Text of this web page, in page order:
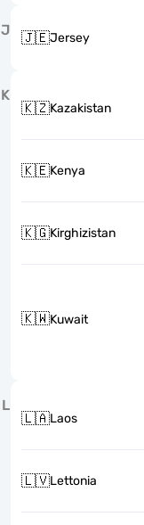
J 🇯🇪Jersey
K
🇰🇿Kazakistan
🇰🇪Kenya
🇰🇬Kirghizistan
🇰🇼Kuwait
L
🇱🇦Laos
🇱🇻Lettonia